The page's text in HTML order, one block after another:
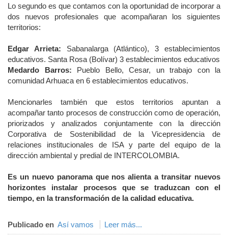
Lo segundo es que contamos con la oportunidad de incorporar a
dos nuevos profesionales que acompañaran los siguientes
territorios:
Edgar Arrieta: Sabanalarga (Atlántico), 3 establecimientos
educativos. Santa Rosa (Bolívar) 3 establecimientos educativos
Medardo Barros: Pueblo Bello, Cesar, un trabajo con la
comunidad Arhuaca en 6 establecimientos educativos.
Mencionarles también que estos territorios apuntan a
acompañar tanto procesos de construcción como de operación,
priorizados y analizados conjuntamente con la dirección
Corporativa de Sostenibilidad de la Vicepresidencia de
relaciones institucionales de ISA y parte del equipo de la
dirección ambiental y predial de INTERCOLOMBIA.
Es un nuevo panorama que nos alienta a transitar nuevos
horizontes instalar procesos que se traduzcan con el
tiempo, en la transformación de la calidad educativa.
Publicado en Así vamos Leer más...